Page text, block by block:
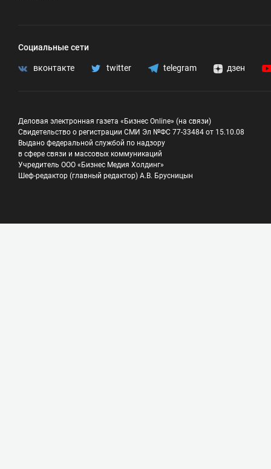
Социальные сети
вконтакте twitter telegram дзен
Деловая электронная газета «Бизнес Online» (на связи)
Свидетельство о регистрации СМИ Эл №ФС 77-33484 от 15.10.08
Выдано федеральной службой по надзору
в сфере связи и массовых коммуникаций
Учредитель ООО «Бизнес Медия Холдинг»
Шеф-редактор (главный редактор) А.В. Брусницын